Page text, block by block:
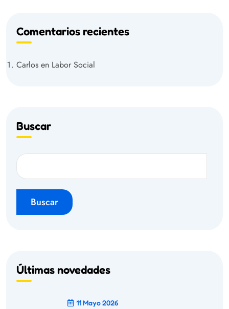
Comentarios recientes
Carlos en Labor Social
Buscar
Buscar
Últimas novedades
11 Mayo 2026